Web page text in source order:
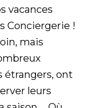
vacances
Conciergerie !
mais
étrangers, ont
leurs